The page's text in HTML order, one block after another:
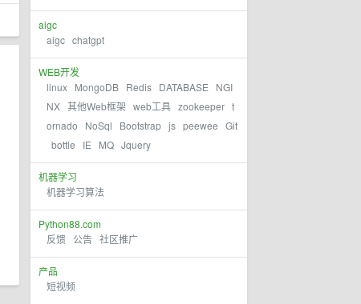
aigc
aigc chatgpt
WEB开发
linux MongoDB Redis DATABASE
NGI
NX 其他Web框架 web工具 zookeeper t
ornado
NoSql Bootstrap js peewee Git
bottle
IE MQ Jquery
机器学习
机器学习算法
Python88.com
反馈 公告 社区推广
产品
短视频